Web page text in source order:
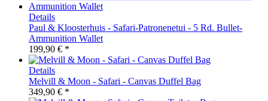
Details
Paul & Kloosterhuis - Safari-Patronenetui - 5 Rd. Bullet-
Ammunition Wallet
199,90 € *
Details
Melvill & Moon - Safari - Canvas Duffel Bag
349,90 € *